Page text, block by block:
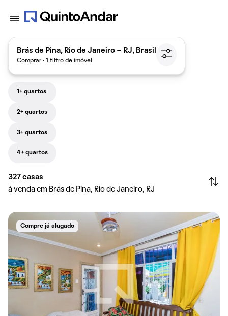
Brás de Pina, Rio de Janeiro - RJ, Brasil
Comprar · 1 filtro de imóvel
1+ quartos
2+ quartos
3+ quartos
4+ quartos
327 casas
à venda em Brás de Pina, Rio de Janeiro, RJ
Compre já alugado